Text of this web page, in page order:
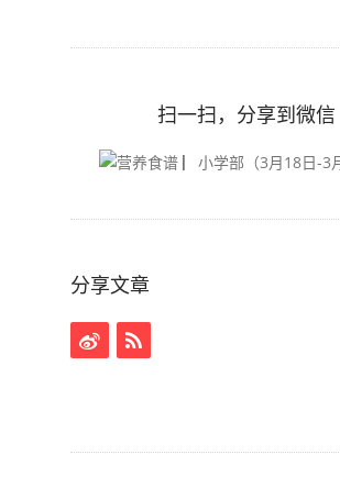
扫一扫，分享到微信
分享文章